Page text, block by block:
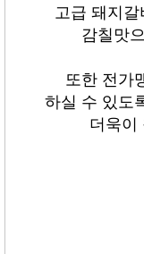
고급 돼지
감칠맛
또한 전가
하실 수 있도
더욱이